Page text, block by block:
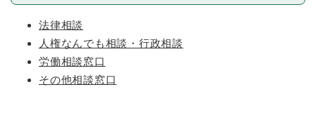
法律相談
人権なんでも相談・行政相談
労働相談窓口
その他相談窓口